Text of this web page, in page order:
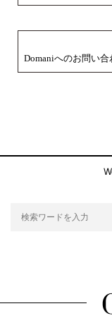
Domaniへのお問い合